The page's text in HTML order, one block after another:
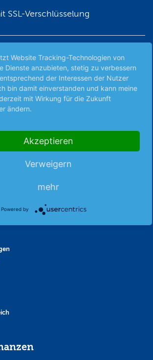
SSL-Verschlüsselung
Website Tracking-Technologien von
Dienste anzubieten, stetig zu verbessern
der Interessen der Nutzer
bin damit einverstanden und kann meine
mit Wirkung für die Zukunft
ändern.
Akzeptieren
Verweigern
mehr
Powered by